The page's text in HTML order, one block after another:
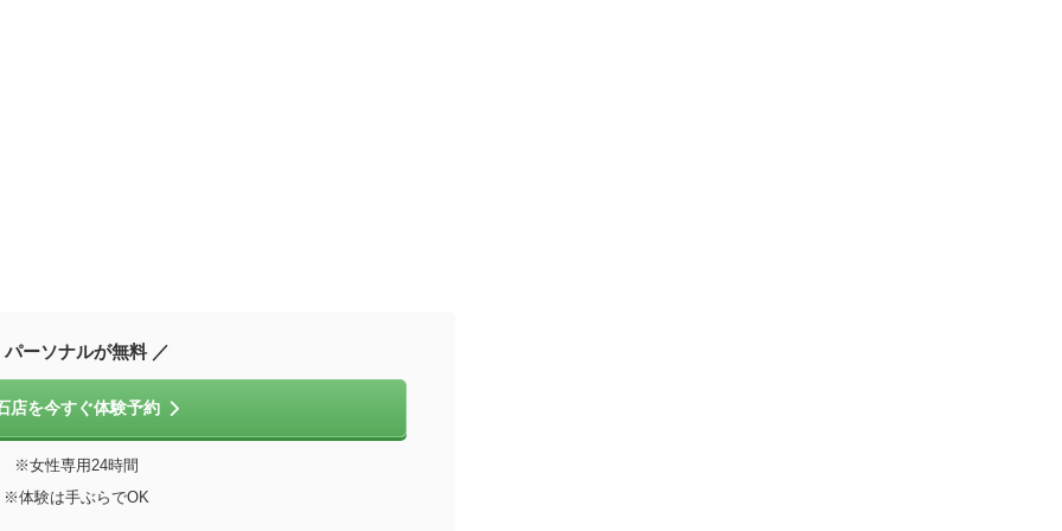
パーソナルが無料 ／
店を今すぐ体験予約
※女性専用24時間
※体験は手ぶらでOK